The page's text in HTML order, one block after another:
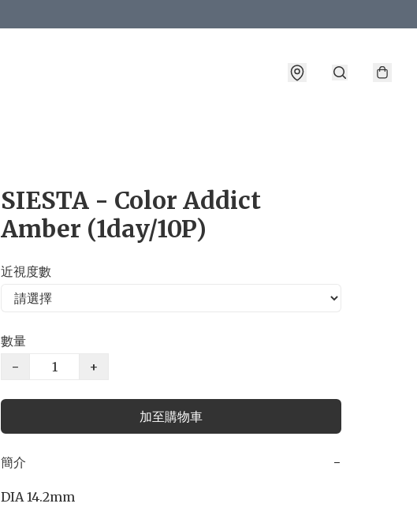
SIESTA - Color Addict
Amber (1day/10P)
近視度數
數量
−
+
加至購物車
簡介 −
DIA 14.2mm